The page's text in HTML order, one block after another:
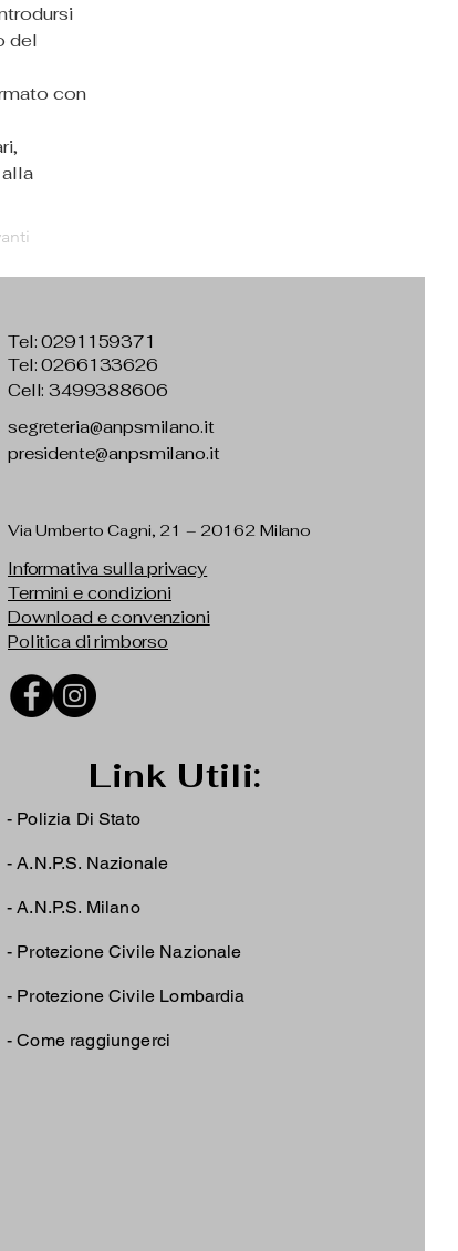
del
con
Tel:0291159371
Tel: 0266133626
Cell: 3499388606
segreteria@anpsmilano.it
presidente@anpsmilano.it
Via Umberto Cagni, 21 – 20162 Milano
Informativa sulla privacy
Termini e condizioni
Download e convenzioni
Politica di rimborso
Link Utili:
- Polizia Di Stato
- A.N.P.S. Nazionale
-A.N.P.S. Milano
- Protezione Civile Nazionale
- Protezione Civile Lombardia
-Come raggiungerci